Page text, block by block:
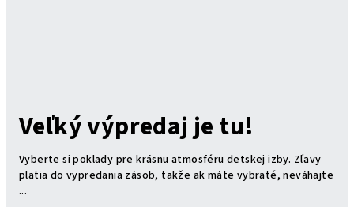
Veľký výpredaj je tu!
Vyberte si poklady pre krásnu atmosféru detskej izby. Zľavy
platia do vypredania zásob, takže ak máte vybraté, neváhajte
...